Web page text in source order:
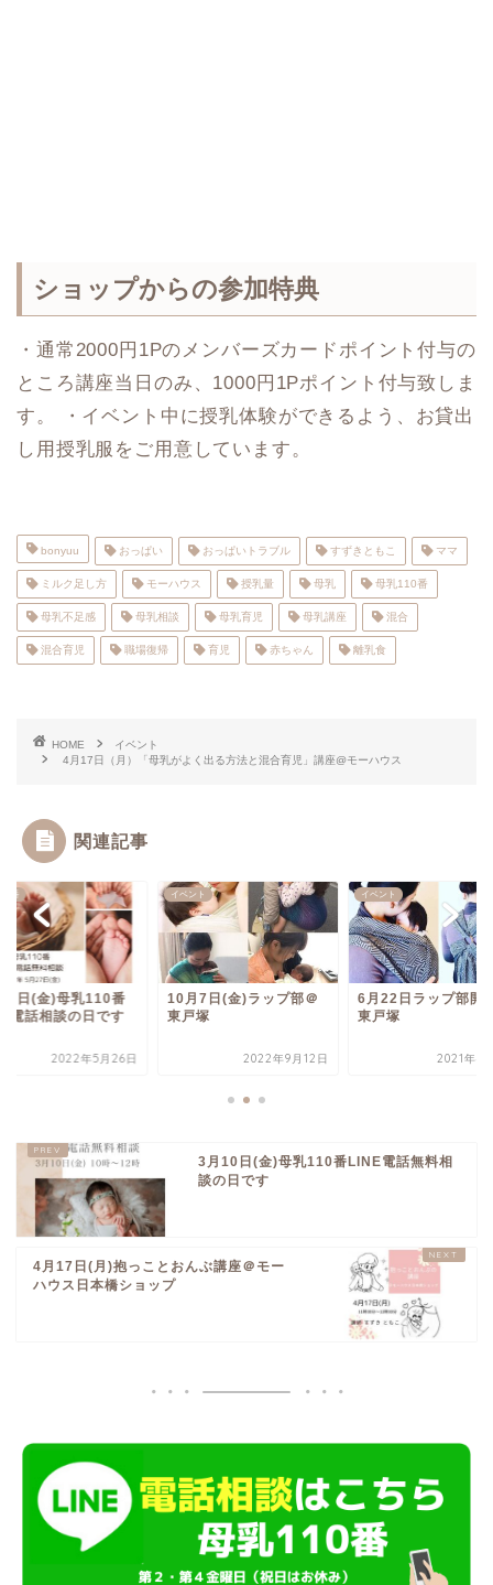
ショップからの参加特典
・通常2000円1Pのメンバーズカードポイント付与の
ところ講座当日のみ、1000円1Pポイント付与致しま
す。 ・イベント中に授乳体験ができるよう、お貸出
し用授乳服をご用意しています。
bonyuu おっぱい おっぱいトラブル すずきともこ ママ
ミルク足し方 モーハウス 授乳量 母乳 母乳110番
母乳不足感 母乳相談 母乳育児 母乳講座 混合
混合育児 職場復帰 育児 赤ちゃん 離乳食
HOME
イベント
4月17日（月）「母乳がよく出る方法と混合育児」講座@モーハウス
関連記事
番
日(金)母乳110番
電話相談の日です
2022年5月26日
イベント
10月7日(金)ラップ部＠
東戸塚
2022年9月12日
イベント
6月22日ラップ部開
東戸塚
2021年4
3月10日(金)母乳110番LINE電話無料相
談の日です
4月17日(月)抱っことおんぶ講座＠モー
ハウス日本橋ショップ